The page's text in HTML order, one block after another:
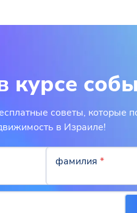
курсе
советы, которые
в Израиле!
фамилия *